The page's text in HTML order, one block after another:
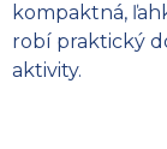
kompaktná,
robí praktický
aktivity.